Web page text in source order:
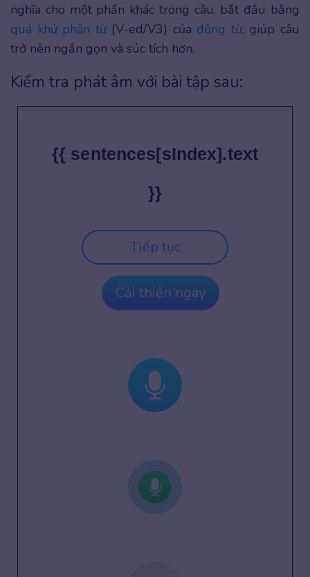
nghĩa cho một phần khác trong câu, bắt đầu bằng
quá khứ phân từ(V-ed/V3) của động từ, giúp câu
trở nên ngắn gọn và súc tích hơn.
Kiểm tra phát âm với bài tập sau:
{{ sentences[sIndex].text
}}
Tiếp tục
Cải thiện ngay